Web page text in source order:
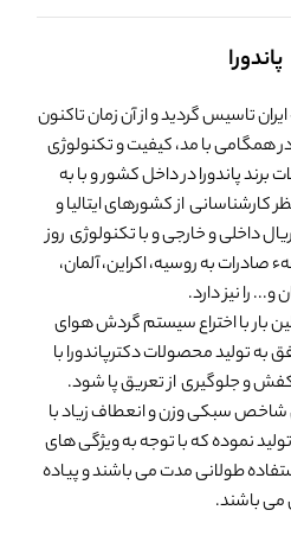
پاندورا
در تهران - ایران تاسیس گردید و از آن زمان تاکنون
همگامی با مد، کیفیت و تکنولوژی
پاندورا در داخل کشور و با به
کارشناسانی از کشورهای ایتالیا و
داخلی و خارجی و با تکنولوژی روز
به روسیه، اکراین، آلمان،
و... را نیز دارد.
بار با اختراع سیستم گردش هوای
تولید محصولات دکترپاندورا با
و جلوگیری از تعریق پا شود.
سبکی وزن و انعطاف زیاد با
نموده که با توجه به ویژگی های
طولانی مدت می باشند و پیاده
باشند.